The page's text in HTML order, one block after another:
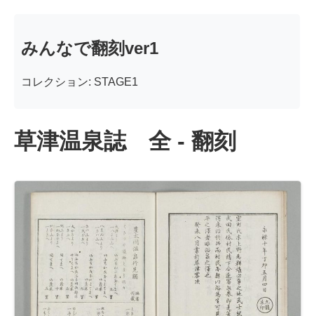
みんなで翻刻ver1
コレクション: STAGE1
草津温泉誌 全 - 翻刻